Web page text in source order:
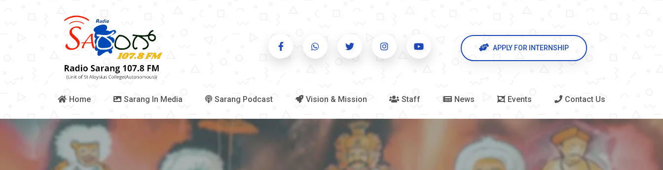
APPLY FOR INTERNSHIP
Home Sarang In Media Sarang Podcast Vision & Mission Staff News Events Contact Us